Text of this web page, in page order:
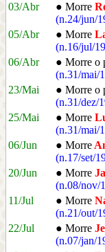
03/Abr
● Morre
(n.24/jun/
05/Abr
● Morre
(n.16/jul/
06/Abr
● Morre o
(n.31/mai/
23/Mai
● Morre o
(n.31/dez/
25/Mai
● Morre
(n.31/mai/
06/Jun
● Morre
(n.17/set/
20/Jun
● Morre
(n.08/nov/
11/Jul
● Morre
(n.21/out/
22/Jul
● Morre
(n.07/jan/